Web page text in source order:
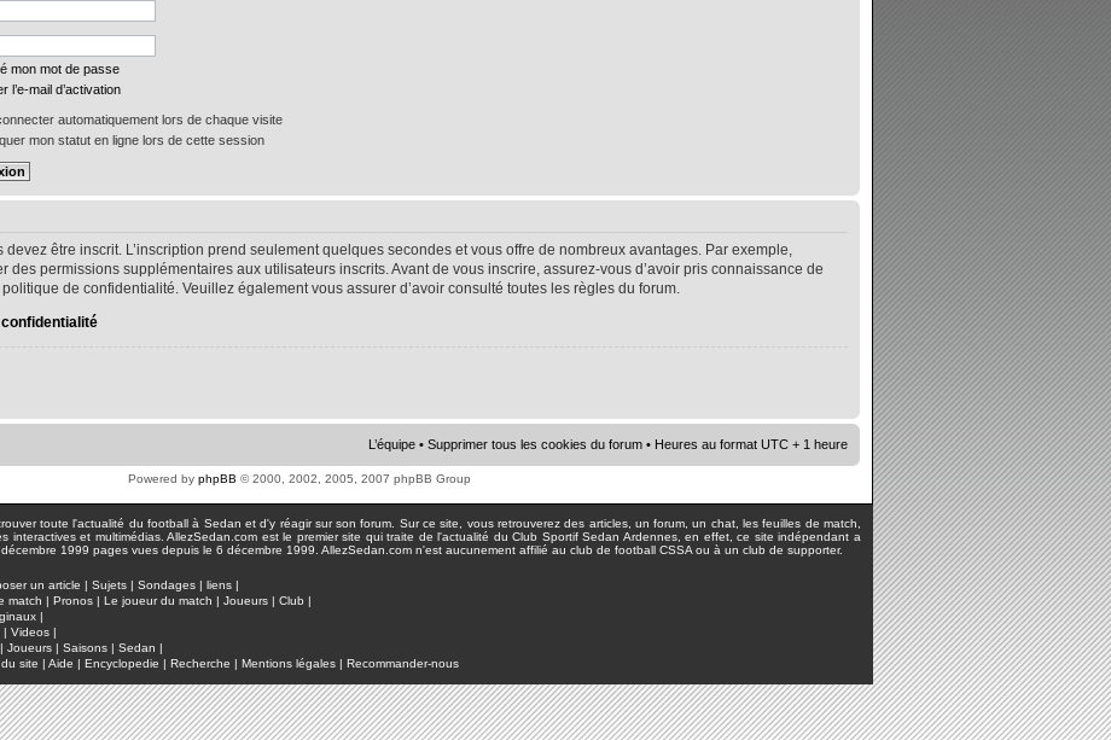
mon mot de passe
l’e-mail d’activation
automatiquement lors de chaque visite
mon statut en ligne lors de cette session
être inscrit. L’inscription prend seulement quelques secondes et vous offre de nombreux avantages. Par exemple,
des permissions supplémentaires aux utilisateurs inscrits. Avant de vous inscrire, assurez-vous d’avoir pris connaissance de
de confidentialité. Veuillez également vous assurer d’avoir consulté toutes les règles du forum.
L’équipe • Supprimer tous les cookies du forum • Heures au format UTC + 1 heure
Powered by phpBB © 2000, 2002, 2005, 2007 phpBB Group
toute l'actualité du football à Sedan et d'y réagir sur son forum. Sur ce site, vous retrouverez des articles, un forum, un chat, les feuilles de match,
interactives et multimédias. AllezSedan.com est le premier site qui traite de l'actualité du Club Sportif Sedan Ardennes, en effet, ce site indépendant a
pages vues depuis le 6 décembre 1999. AllezSedan.com n'est aucunement affilié au club de football CSSA ou à un club de supporter.
un article | Sujets | Sondages | liens |
match | Pronos | Le joueur du match | Joueurs | Club |
|
| Videos |
| Joueurs | Saisons | Sedan |
site | Aide | Encyclopedie | Recherche | Mentions légales | Recommander-nous